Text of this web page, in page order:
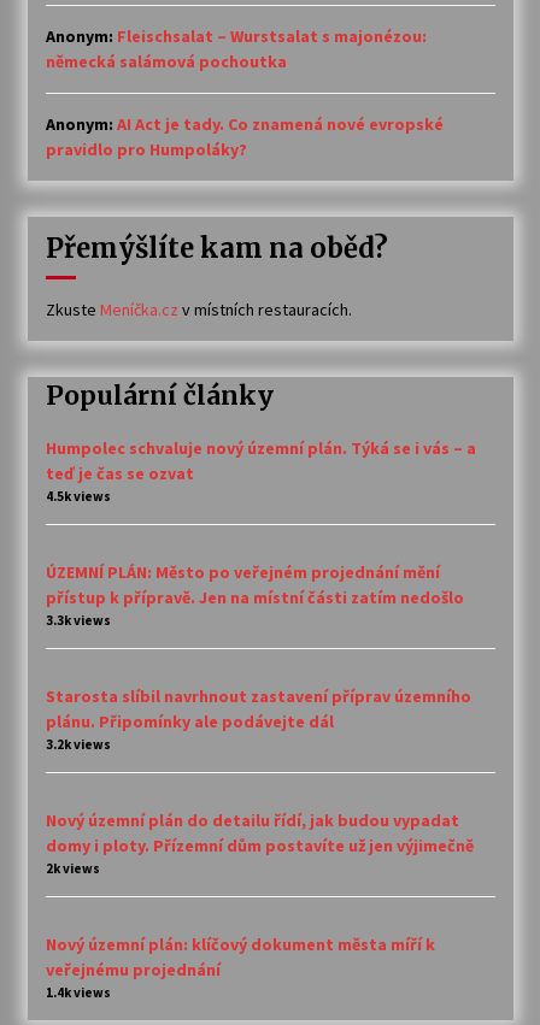
Anonym: Fleischsalat – Wurstsalat s majonézou:
německá salámová pochoutka
Anonym: AI Act je tady. Co znamená nové evropské
pravidlo pro Humpoláky?
Přemýšlíte kam na oběd?
Zkuste Meníčka.cz v místních restauracích.
Populární články
Humpolec schvaluje nový územní plán. Týká se i vás – a
teď je čas se ozvat
4.5k views
ÚZEMNÍ PLÁN: Město po veřejném projednání mění
přístup k přípravě. Jen na místní části zatím nedošlo
3.3k views
Starosta slíbil navrhnout zastavení příprav územního
plánu. Připomínky ale podávejte dál
3.2k views
Nový územní plán do detailu řídí, jak budou vypadat
domy i ploty. Přízemní dům postavíte už jen výjimečně
2k views
Nový územní plán: klíčový dokument města míří k
veřejnému projednání
1.4k views